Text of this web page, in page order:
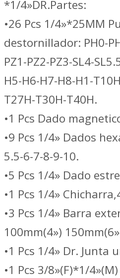
*1/4»DR.Partes:
•26 Pcs 1/4»*25MM
destornillador: PH0-
PZ1-PZ2-PZ3-SL4-
H5-H6-H7-H8-H1-
T27H-T30H-T40H.
•1 Pcs Dado
•9 Pcs 1/4» Dados
5.5-6-7-8-9-10.
•5 Pcs 1/4» Dado
•1 Pcs 1/4»
•3 Pcs 1/4» Barra
100mm(4»)
•1 Pcs 1/4» Dr. Junta
•1 Pcs 3/8»(F)*1/